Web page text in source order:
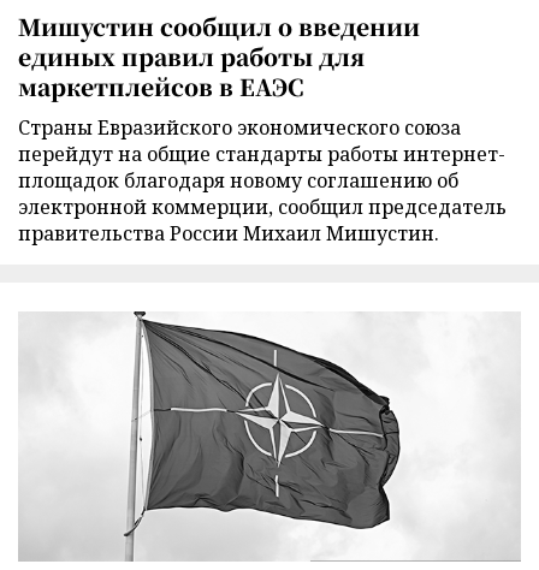
Мишустин сообщил о введении
единых правил работы для
маркетплейсов в ЕАЭС
Страны Евразийского экономического союза
перейдут на общие стандарты работы интернет-
площадок благодаря новому соглашению об
электронной коммерции, сообщил председатель
правительства России Михаил Мишустин.